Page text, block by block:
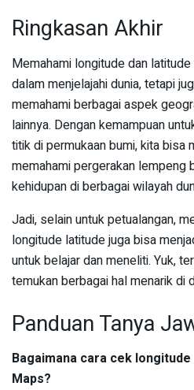
Ringkasan Akhir
Memahami longitude dan
dalam menjelajahi dunia, tetapi
memahami berbagai aspek
lainnya. Dengan kemampuan
titik di permukaan bumi, kita bisa
memahami pergerakan lempeng
kehidupan di berbagai wilayah
Jadi, selain untuk petualangan,
longitude latitude juga bisa
untuk belajar dan meneliti. Yuk,
temukan berbagai hal menarik di
Panduan Tanya
Bagaimana cara cek
Maps?